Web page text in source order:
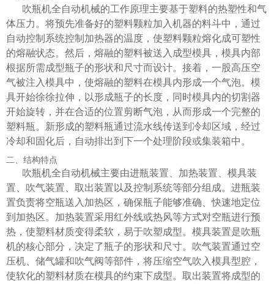
吹瓶机全自动机械的工作原理主要基于塑料的热塑性和气
体压力。将预先准备好的塑料颗粒加入机器的料斗中，通过
自动控制系统控制加热器的温度，使塑料颗粒熔化成可塑性
的熔融状态。然后，熔融的塑料被送入成型模具，模具内部
根据所需成型瓶子的形状和尺寸而设计。接着，一股高压空
气被注入模具中，使熔融的塑料在模具内形成一个气泡。模
具开始徐徐拉伸，以形成瓶子的长度，同时模具内的切割器
开始旋转，并在合适的位置剪断气泡，从而形成一个完整的
塑料瓶。新形成的塑料瓶通过流水线传送到冷却区域，经过
冷却和固化后，自动排出到下一个处理阶段或集装箱中。
二、结构特点
吹瓶机全自动机械主要由进瓶装置、加热装置、模具装
置、吹气装置、取出装置以及控制系统等部分组成。进瓶装
置负责将空瓶送入加热区，确保瓶子能够准确、快速地定位
到加热区。加热装置采用红外线或热风等方式对空瓶进行预
热，使塑料材质变得柔软，易于吹塑成型。模具装置是吹瓶
机的核心部分，决定了瓶子的形状和尺寸。吹气装置通过空
压机、储气罐和吹气阀等部件，将压缩空气吹入模具型腔，
使软化的塑料材质在模具的约束下成型。取出装置将成型的